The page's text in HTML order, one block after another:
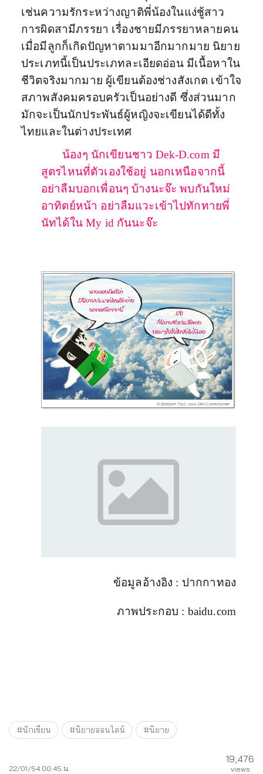
เช่นความรักระหว่างญาติพี่น้องในแง่ชู้สาว
การผิดสามีภรรยา เรื่องชายมีภรรยาหลายคน
เมื่อมีลูกก็เกิดปัญหาตามมาอีกมากมาย นิยาย
ประเภทนี้เป็นประเภทละเอียดอ่อน มีเนื้อหาใน
ชีวิตจริงมากมาย ผู้เขียนต้องช่างสังเกต เข้าใจ
สภาพสังคมครอบครัวเป็นอย่างดี ซึ่งส่วนมาก
มักจะเป็นนักประพันธ์ผู้หญิงจะเขียนได้ดีทั้ง
ไทยและในต่างประเทศ
น้องๆ นักเขียนชาวDek-D.com มี
สูตรไหนที่ตัวเองใช้อยู่ นอกเหนือจากนี้
อย่าลืมบอกเพื่อนๆบ้างนะจ๊ะพบกันใหม่
อาทิตย์หน้า อย่าลืมแวะเข้าไปทักทายพี่
นัทได้ในMy id กันนะจ๊ะ
ข้อมูลอ้างอิง : ปากกาทอง
ภาพประกอบ : baidu.com
#นักเขียน #นิยายออนไลน์ #นิยาย
22/01/54 00:45 น.
19,476
views